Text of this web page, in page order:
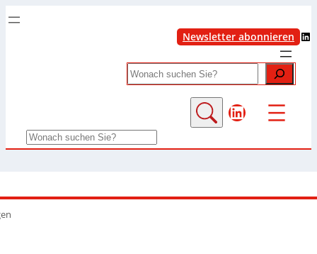
Newsletter abonnieren LinkedIn
Search
LinkedIn
Search